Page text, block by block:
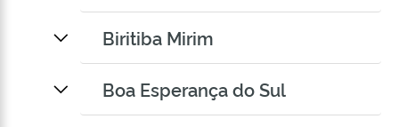
Biritiba Mirim
Boa Esperança do Sul